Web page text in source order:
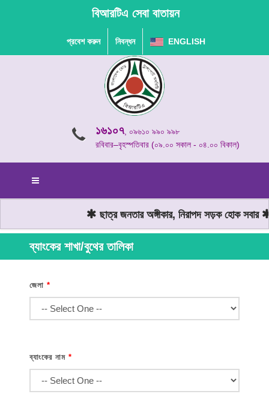
বিআরটিএ সেবা বাতায়ন
প্রবেশ করুন নিবন্ধন ENGLISH
১৬১০৭, ০৯৬১০ ৯৯০ ৯৯৮
রবিবার–বৃহস্পতিবার (০৯.০০ সকাল - ০৪.০০ বিকাল)
ছাত্র জনতার অঙ্গীকার, নিরাপদ সড়ক হোক সবার
ব্যাংকের শাখা/বুথের তালিকা
জেলা *
ব্যাংকের নাম *